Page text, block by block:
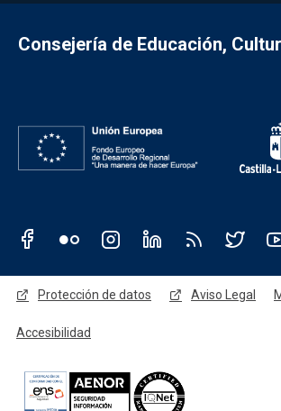
Consejería de Educación,
Redes sociales JCCM
Menú legal
Protección de datos Aviso Legal
Accesibilidad